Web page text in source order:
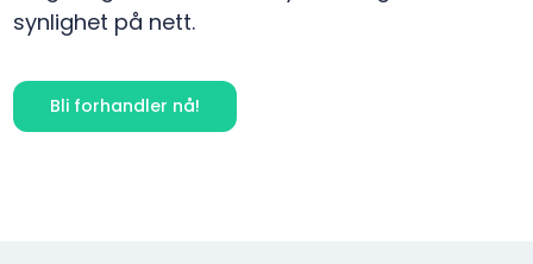
synlighet på nett.
Bli forhandler nå!